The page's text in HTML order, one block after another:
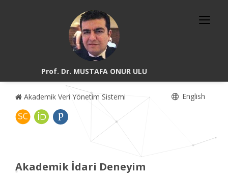
Prof. Dr. MUSTAFA ONUR ULU
Akademik Veri Yönetim Sistemi English
Akademik İdari Deneyim